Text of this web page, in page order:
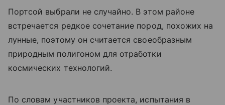
Портсой выбрали не случайно. В этом районе
встречается редкое сочетание пород, похожих на
лунные, поэтому он считается своеобразным
природным полигоном для отработки
космических технологий.
По словам участников проекта, испытания в